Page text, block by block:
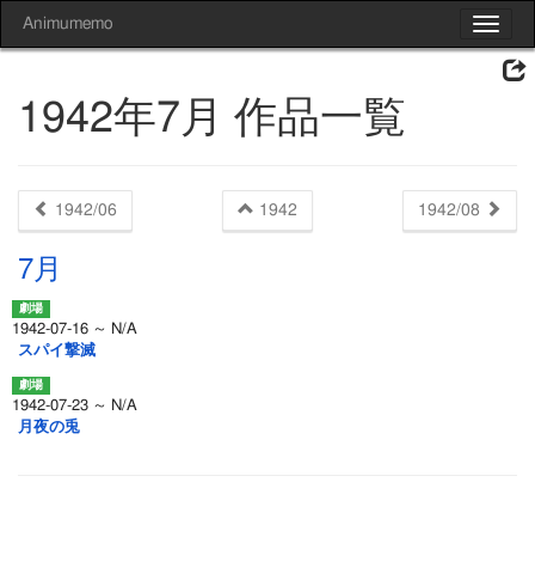
Toggle
Animumemo
1942年7月 作品一覧
1942/06 1942 1942/08
7月
1942-07-16 ～ N/A
スパイ撃滅
1942-07-23 ～ N/A
月夜の兎